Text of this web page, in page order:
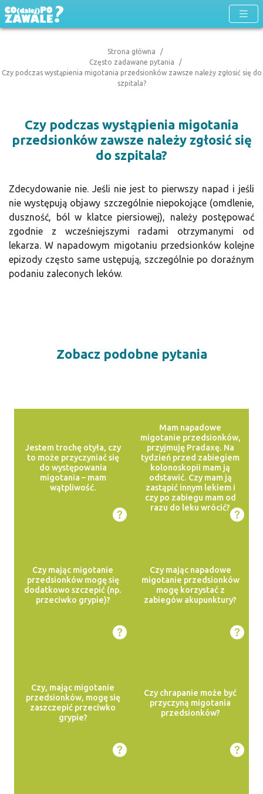
Strona główna
Często zadawane pytania
Czy podczas wystąpienia migotania przedsionków zawsze należy zgłosić się do
szpitala?
Czy podczas wystąpienia migotania
przedsionków zawsze należy zgłosić się
do szpitala?
Zdecydowanie nie. Jeśli nie jest to pierwszy napad i jeśli
nie występują objawy szczególnie niepokojące (omdlenie,
duszność, ból w klatce piersiowej), należy postępować
zgodnie z wcześniejszymi radami otrzymanymi od
lekarza. W napadowym migotaniu przedsionków kolejne
epizody często same ustępują, szczególnie po doraźnym
podaniu zaleconych leków.
Zobacz podobne pytania
Jestem trochę otyła, czy
to może przyczyniać się
do występowania
migotania – mam
wątpliwość.
Mam napadowe
migotanie przedsionków,
przyjmuję Pradaxę. Na
tydzień przed zabiegiem
kolonoskopii mam ją
odstawić. Czy mam ją
zastąpić innym lekiem i
czy po zabiegu mam od
razu do leku wrócić?
Czy mając migotanie
przedsionków mogę się
dodatkowo szczepić (np.
przeciwko grypie)?
Czy mając napadowe
migotanie przedsionków
mogę korzystać z
zabiegów akupunktury?
Czy, mając migotanie
przedsionków, mogę się
zaszczepić przeciwko
grypie?
Czy chrapanie może być
przyczyną migotania
przedsionków?